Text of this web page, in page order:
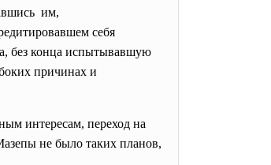
им,
себя
без конца испытывавшую
причинах и
интересам, переход на
не было таких планов,